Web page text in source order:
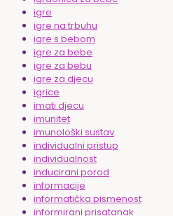
igre
igre na trbuhu
igre s bebom
igre za bebe
igre za bebu
igre za djecu
igrice
imati djecu
imunitet
imunološki sustav
individualni pristup
individualnost
inducirani porod
informacije
informatička pismenost
informirani prisatanak